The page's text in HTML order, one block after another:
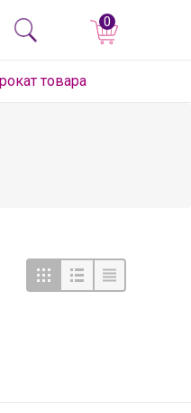
0
товара